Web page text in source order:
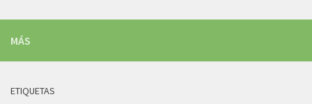
MÁS
ETIQUETAS